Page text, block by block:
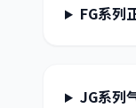
FG系列
JG系列